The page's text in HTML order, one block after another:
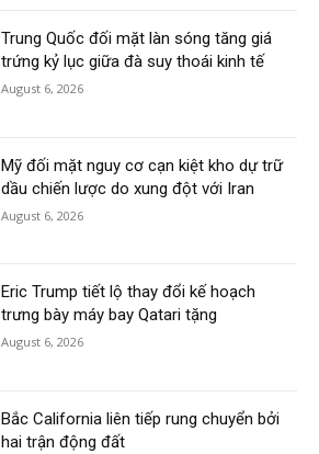
Trung Quốc đối mặt làn sóng tăng giá
trứng kỷ lục giữa đà suy thoái kinh tế
August 6, 2026
Mỹ đối mặt nguy cơ cạn kiệt kho dự trữ
dầu chiến lược do xung đột với Iran
August 6, 2026
Eric Trump tiết lộ thay đổi kế hoạch
trưng bày máy bay Qatari tặng
August 6, 2026
Bắc California liên tiếp rung chuyển bởi
hai trận động đất